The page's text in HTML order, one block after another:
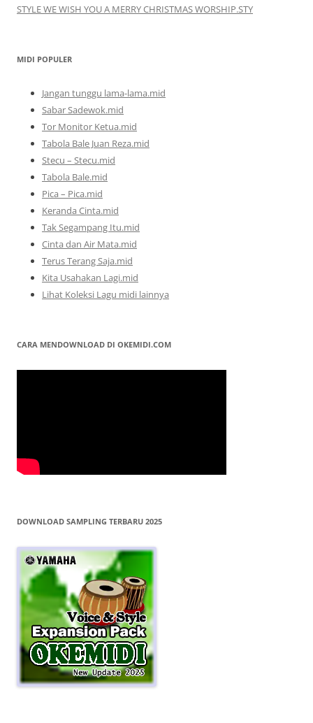
STYLE WE WISH YOU A MERRY CHRISTMAS WORSHIP.STY
MIDI POPULER
Jangan tunggu lama-lama.mid
Sabar Sadewok.mid
Tor Monitor Ketua.mid
Tabola Bale Juan Reza.mid
Stecu – Stecu.mid
Tabola Bale.mid
Pica – Pica.mid
Keranda Cinta.mid
Tak Segampang Itu.mid
Cinta dan Air Mata.mid
Terus Terang Saja.mid
Kita Usahakan Lagi.mid
Lihat Koleksi Lagu midi lainnya
CARA MENDOWNLOAD DI OKEMIDI.COM
DOWNLOAD SAMPLING TERBARU 2025